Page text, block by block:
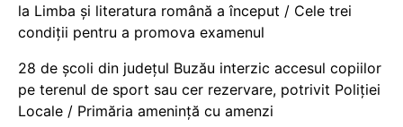
la Limba și literatura română a început / Cele trei
condiții pentru a promova examenul
28 de școli din județul Buzău interzic accesul copiilor
pe terenul de sport sau cer rezervare, potrivit Poliției
Locale / Primăria amenință cu amenzi